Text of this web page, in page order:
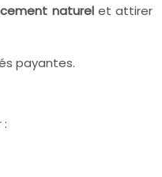
naturel et attirer
payantes.
: